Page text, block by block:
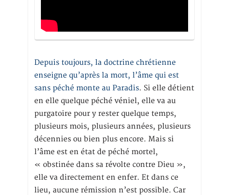
Depuis toujours, la doctrine chrétienne
enseigne qu’après la mort, l’âme qui est
sans péché monte au Paradis. Si elle détient
en elle quelque péché véniel, elle va au
purgatoire pour y rester quelque temps,
plusieurs mois, plusieurs années, plusieurs
décennies ou bien plus encore. Mais si
l’âme est en état de péché mortel,
« obstinée dans sa révolte contre Dieu »,
elle va directement en enfer. Et dans ce
lieu, aucune rémission n’est possible. Car